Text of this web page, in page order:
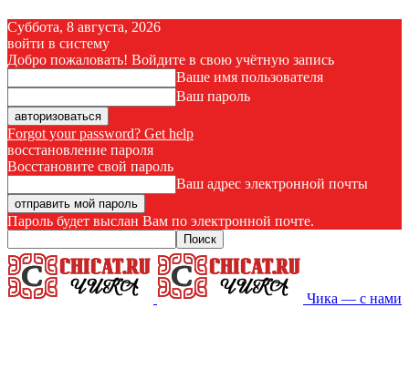
Суббота, 8 августа, 2026
войти в систему
Добро пожаловать! Войдите в свою учётную запись
Ваше имя пользователя
Ваш пароль
Forgot your password? Get help
восстановление пароля
Восстановите свой пароль
Ваш адрес электронной почты
Пароль будет выслан Вам по электронной почте.
Чика — с нами